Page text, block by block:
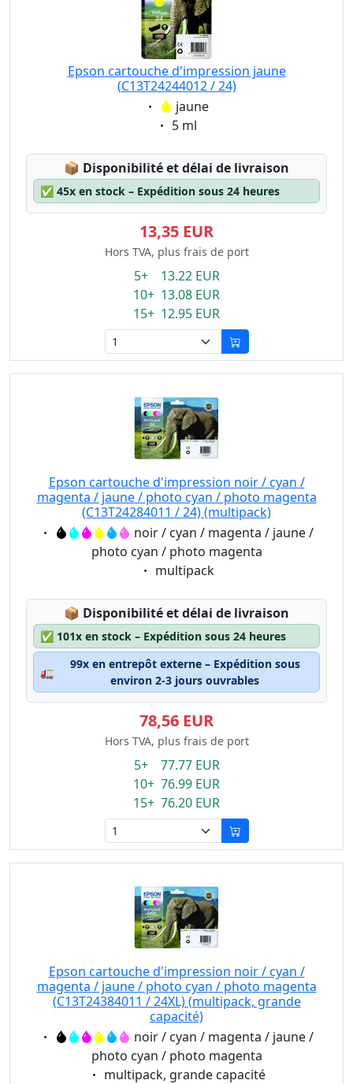
Epson cartouche d'impression jaune
(C13T24244012 / 24)
Eigenschaft:
jaune
Eigenschaft:
5 ml
📦 Lagerstatus:
Disponibilité et délai de livraison
✅ 45x en stock – Expédition sous 24 heures
13,35 EUR
Hors TVA, plus frais de port
5+ 13.22 EUR
10+ 13.08 EUR
15+ 12.95 EUR
Epson cartouche d'impression noir / cyan /
magenta / jaune / photo cyan / photo magenta
(C13T24284011 / 24) (multipack)
Eigenschaft:
noir / cyan / magenta / jaune /
photo cyan / photo magenta
Eigenschaft:
multipack
📦 Lagerstatus:
Disponibilité et délai de livraison
✅ 101x en stock – Expédition sous 24 heures
🚛
99x en entrepôt externe – Expédition sous
environ 2-3 jours ouvrables
78,56 EUR
Hors TVA, plus frais de port
5+ 77.77 EUR
10+ 76.99 EUR
15+ 76.20 EUR
Epson cartouche d'impression noir / cyan /
magenta / jaune / photo cyan / photo magenta
(C13T24384011 / 24XL) (multipack, grande
capacité)
Eigenschaft:
noir / cyan / magenta / jaune /
photo cyan / photo magenta
Eigenschaft:
multipack, grande capacité